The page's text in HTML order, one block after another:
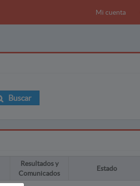
Mi cuenta
Buscar
Resultados y
Comunicados
Estado